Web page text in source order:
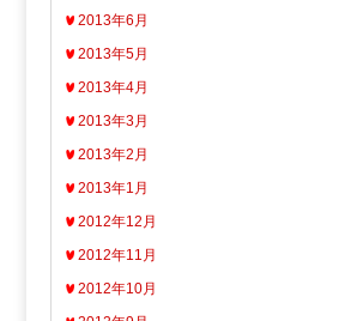
2013年6月
2013年5月
2013年4月
2013年3月
2013年2月
2013年1月
2012年12月
2012年11月
2012年10月